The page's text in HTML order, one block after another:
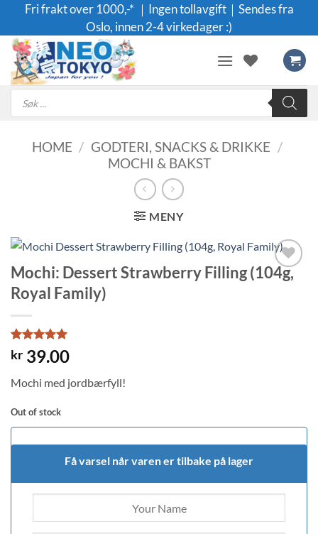
content
Fri frakt over 1000,-* ｜Ingen tollavgift｜Sendes fra
Oslo, innen 2-4 virkedager :)
Products
search
HOME / GODTERI, SNACKS & DRIKKE /
MOCHI & BAKST
MENY
Legg til i
Mochi: Dessert Strawberry Filling (104g,
Royal Family)
Rated5
out of 5
1
customer
kr 39.00
Mochi med jordbærfyll!
Out of stock
Få varsel når varen er tilbake på lager